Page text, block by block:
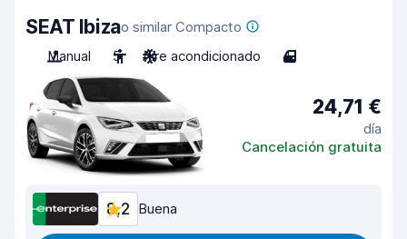
SEAT Ibizao similar Compacto
Manual
5 Aire acondicionado 4
24,71 €
día
Cancelación gratuita
8,2 Buena